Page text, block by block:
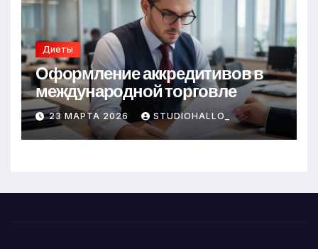
Диеты
Оформление аккредитивов в
международной торговле
23 МАРТА 2026 STUDIOHALLO_